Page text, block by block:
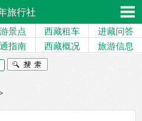
旅行社
景点 西藏租车
进藏问答
指南 西藏概况 旅游信息